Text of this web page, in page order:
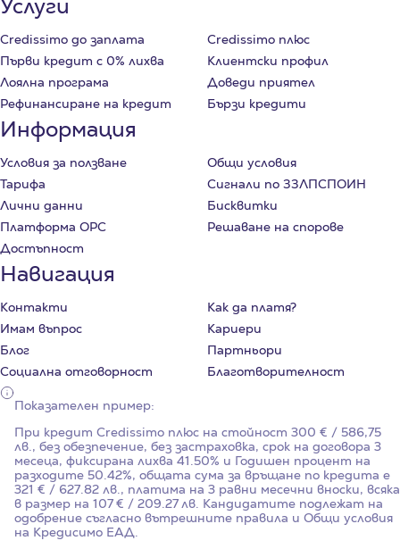
Услуги
Credissimo до заплата
Credissimo плюс
Първи кредит с 0% лихва
Клиентски профил
Лоялна програма
Доведи приятел
Рефинансиране на кредит
Бързи кредити
Информация
Условия за ползване
Общи условия
Тарифа
Сигнали по ЗЗЛПСПОИН
Лични данни
Бисквитки
Платформа ОРС
Решаване на спорове
Достъпност
Навигация
Контакти
Как да платя?
Имам въпрос
Кариери
Блог
Партньори
Социална отговорност
Благотворителност
Показателен пример:
При кредит Credissimo плюс на стойност 300 € / 586,75
лв., без обезпечение, без застраховка, срок на договора 3
месеца, фиксирана лихва 41.50% и Годишен процент на
разходите 50.42%, общата сума за връщане по кредита е
321 € / 627.82 лв., платима на 3 равни месечни вноски, всяка
в размер на 107 € / 209.27 лв. Кандидатите подлежат на
одобрение съгласно вътрешните правила и Общи условия
на Кредисимо ЕАД.